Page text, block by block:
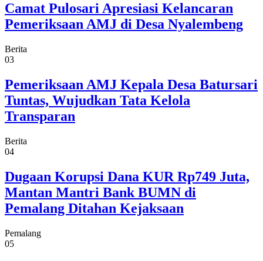
Camat Pulosari Apresiasi Kelancaran
Pemeriksaan AMJ di Desa Nyalembeng
Berita
03
Pemeriksaan AMJ Kepala Desa Batursari
Tuntas, Wujudkan Tata Kelola
Transparan
Berita
04
Dugaan Korupsi Dana KUR Rp749 Juta,
Mantan Mantri Bank BUMN di
Pemalang Ditahan Kejaksaan
Pemalang
05